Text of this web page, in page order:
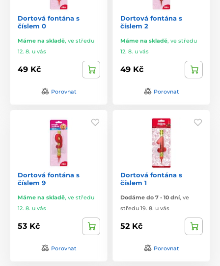
Dortová fontána s
číslem 0
Máme na skladě, ve středu
12. 8. u vás
49 Kč
Porovnat
Dortová fontána s
číslem 2
Máme na skladě, ve středu
12. 8. u vás
49 Kč
Porovnat
Dortová fontána s
číslem 9
Máme na skladě, ve středu
12. 8. u vás
53 Kč
Porovnat
Dortová fontána s
číslem 1
Dodáme do 7 - 10 dní, ve
středu 19. 8. u vás
52 Kč
Porovnat